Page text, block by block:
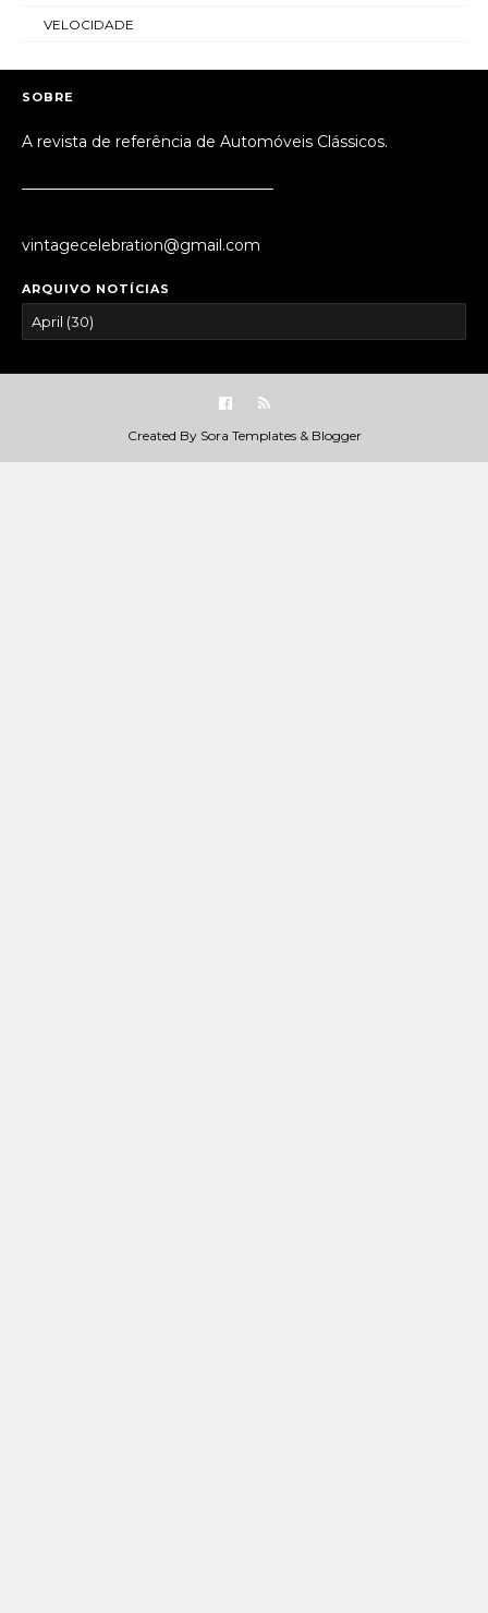
VELOCIDADE
SOBRE
A revista de referência de Automóveis Clássicos.
vintagecelebration@gmail.com
ARQUIVO NOTÍCIAS
Created By Sora Templates& Blogger